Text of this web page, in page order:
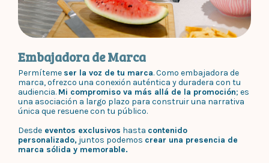
Embajadora de Marca
Permíteme ser la voz de tu marca. Como embajadora de
marca, ofrezco una conexión auténtica y duradera con tu
audiencia. Mi compromiso va más allá de la promoción; es
una asociación a largo plazo para construir una narrativa
única que resuene con tu público.
Desde eventos exclusivos hasta contenido
personalizado, juntos podemos crear una presencia de
marca sólida y memorable.